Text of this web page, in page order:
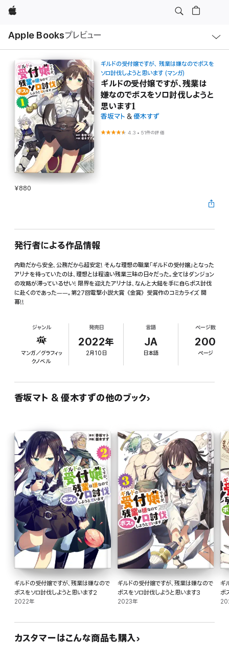
Apple
Apple Booksプレビュー
ル
ギルドの受付嬢ですが、 残業は嫌なのでボスを
ソロ討伐しようと思います (マンガ)
ギルドの受付嬢ですが、残業は
嫌なのでボスをソロ討伐しようと
思います1
香坂マト &優木すず
4.3 • 51件の評価
¥880
発行者による作品情報
内勤だから安全、公務だから超安定! そんな理想の職業「ギルドの受付嬢」となった
アリナを待っていたのは、理想とは程遠い残業三昧の日々だった。全てはダンジョン
の攻略が滞っているせい! 限界を迎えたアリナは、なんと大鎚を手に自らボス討伐
に赴くのであった――。第27回電撃小説大賞《金賞》受賞作のコミカライズ 開
幕!!
ジャンル
マンガ／グラフィッ
クノベル
発売日
2022年
2月10日
言語
JA
日本語
ページ数
200
ページ
香坂マト & 優木すずの他のブック
ギルドの受付嬢ですが、残業は嫌なので
ボスをソロ討伐しようと思います2
2022年
ギルドの受付嬢ですが、残業は嫌なので
ボスをソロ討伐しようと思います3
2023年
ギ
ボ
カスタマーはこんな商品も購入